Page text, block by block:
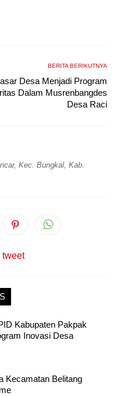
BERITA BERIKUTNYA
Desa Menjadi Program
Dalam Musrenbangdes
Desa Raci
Kec. Bungkal, Kab.
tweet
Kabupaten Pakpak
Inovasi Desa
Kecamatan Belitang